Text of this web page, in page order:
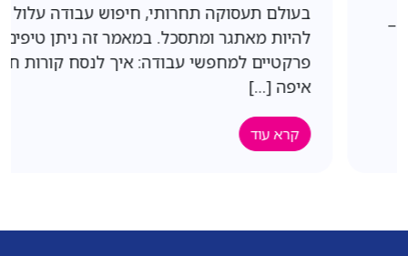
בעולם תעסוקה תחרותי, חיפוש עבודה עלול
להיות מאתגר ומתסכל. במאמר זה ניתן טיפים
פרקטיים למחפשי עבודה: איך לנסח קורות חיים,
איפה […]
קרא עוד